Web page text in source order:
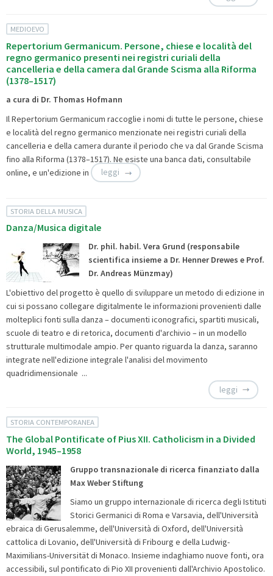
MEDIOEVO
Repertorium Germanicum. Persone, chiese e località del
regno germanico presenti nei registri curiali della
cancelleria e della camera dal Grande Scisma alla Riforma
(1378–1517)
a cura di Dr. Thomas Hofmann
Il Repertorium Germanicum raccoglie i nomi di tutte le persone, chiese
e località del regno germanico menzionate nei registri curiali della
cancelleria e della camera durante il periodo che va dal Grande Scisma
fino alla Riforma (1378–1517). Ne esiste una banca dati, consultabile
online, e un'edizione in
leggi
STORIA DELLA MUSICA
Danza/Musica digitale
Dr. phil. habil. Vera Grund (responsabile
scientifica insieme a Dr. Henner Drewes e Prof.
Dr. Andreas Münzmay)
L'obiettivo del progetto è quello di sviluppare un metodo di edizione in
cui si possano collegare digitalmente le informazioni provenienti dalle
molteplici fonti sulla danza – documenti iconografici, spartiti musicali,
scuole di teatro e di retorica, documenti d'archivio – in un modello
strutturale multimodale ampio. Per quanto riguarda la danza, saranno
integrate nell'edizione integrale l'analisi del movimento
quadridimensionale ...
leggi
STORIA CONTEMPORANEA
The Global Pontificate of Pius XII. Catholicism in a Divided
World, 1945–1958
Gruppo transnazionale di ricerca finanziato dalla
Max Weber Stiftung
Siamo un gruppo internazionale di ricerca degli Istituti
Storici Germanici di Roma e Varsavia, dell'Università
ebraica di Gerusalemme, dell'Università di Oxford, dell'Università
cattolica di Lovanio, dell'Università di Fribourg e della Ludwig-
Maximilians-Universität di Monaco. Insieme indaghiamo nuove fonti, ora
accessibili, sul pontificato di Pio XII provenienti dall'Archivio Apostolico.